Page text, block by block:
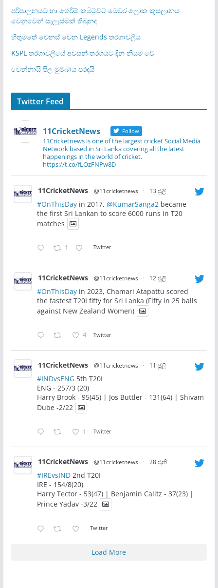
පරිපාලනයට හා තේරීම් කමිටුවට මෙවර ලෝක කුසලානය
වෙනුවෙන් සැලැස්මක් තිබුනද
හිතුමතේ වෙනස් වෙන Legends තරගාවලිය
KSPL තරගාවලියේ අවසන් තරගයට දින නියම වේ
චෙන්නායි පිල මුම්බාය පරදයි
Twitter Feed
11CricketNews Follow
11Cricketnews is one of the largest cricket Social Media
Network based in Sri Lanka covering all the latest
happenings in the world of cricket.
https://t.co/fLOzFNPw8D
11CricketNews @11cricketnews · 13 ජූලි
#OnThisDayin 2017, @KumarSanga2 became
the first Sri Lankan to score 6000 runs in T20
matches
1 Twitter
11CricketNews @11cricketnews · 12 ජූලි
#OnThisDayin 2023, Chamari Atapattu scored
the fastest T20I fifty for Sri Lanka (Fifty in 25 balls
against New Zealand Women)
4 Twitter
11CricketNews @11cricketnews · 11 ජූලි
#INDvsENG5th T20I
ENG - 257/3 (20)
Harry Brook - 95(45) | Jos Buttler - 131(64) | Shivam
Dube -2/22
1 Twitter
11CricketNews @11cricketnews · 28 ජුනි
#IREvsIND2nd T20I
IRE - 154/8(20)
Harry Tector - 53(47) | Benjamin Calitz - 37(23) |
Prince Yadav -3/22
Twitter
Load More